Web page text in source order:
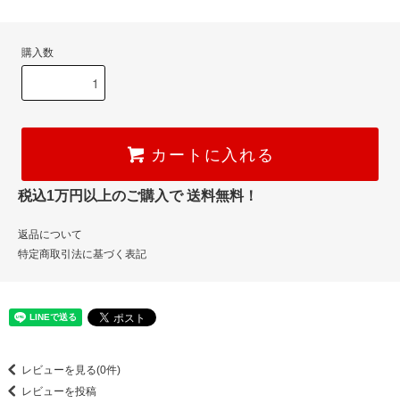
購入数
カートに入れる
税込1万円以上のご購入で 送料無料！
返品について
特定商取引法に基づく表記
レビューを見る(0件)
レビューを投稿